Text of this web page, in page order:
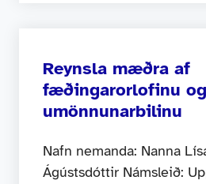
Reynsla mæðra af
fæðingarorlofinu og
umönnunarbilinu
Nafn nemanda: Nanna
Ágústsdóttir Námsleið: